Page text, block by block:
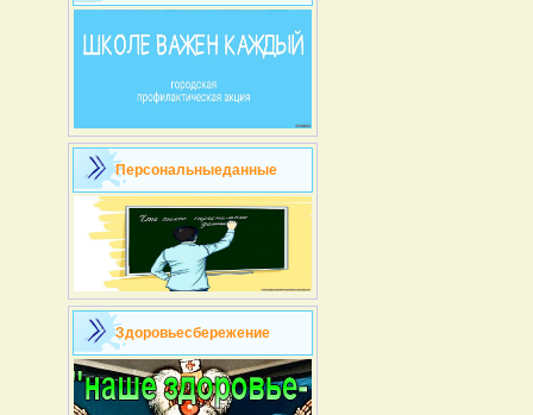
Персональныеданные
Здоровьесбережение